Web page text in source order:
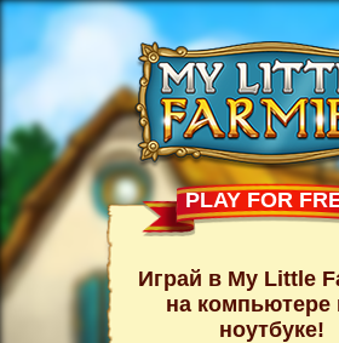
PLAY FOR
Играй в My Little
на компьютере
ноутбуке!